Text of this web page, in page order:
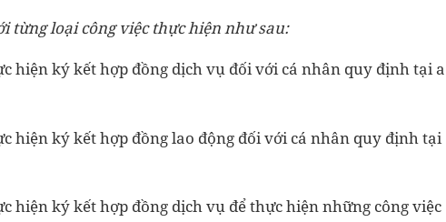
từng loại công việc thực hiện như sau:
hiện ký kết hợp đồng dịch vụ đối với cá nhân quy định tại a
hiện ký kết hợp đồng lao động đối với cá nhân quy định tại
hiện ký kết hợp đồng dịch vụ để thực hiện những công việc